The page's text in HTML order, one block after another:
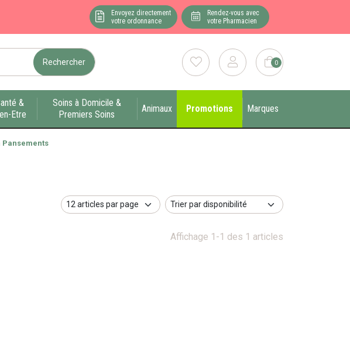
Envoyez directement
votre ordonnance
Rendez-vous avec
votre Pharmacien
Liège 0
Rechercher
&
Etre
Soins à Domicile &
Premiers Soins
Animaux Promotions Marques
Pansements
Affichage 1-1 des 1 articles